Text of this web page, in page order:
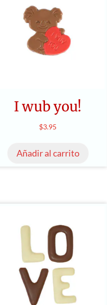
I wub you!
$3.95
Añadir al carrito